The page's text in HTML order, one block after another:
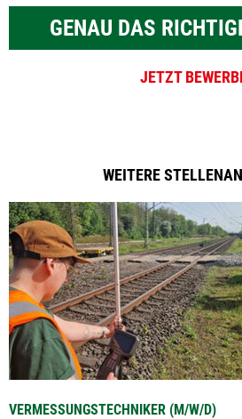
GENAU DAS
JETZT
WEITERE
VERMESSUNGSTECHNIKER (M/W/D)